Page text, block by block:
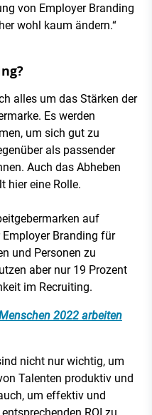
von Employer Branding
wohl kaum ändern.“
alles um das Stärken der
Es werden
um sich gut zu
als passender
Auch das Abheben
hier eine Rolle.
auf
Branding für
und Personen zu
aber nur 19 Prozent
im Recruiting.
2022 arbeiten
nicht nur wichtig, um
Talenten produktiv und
um effektiv und
ROI zu